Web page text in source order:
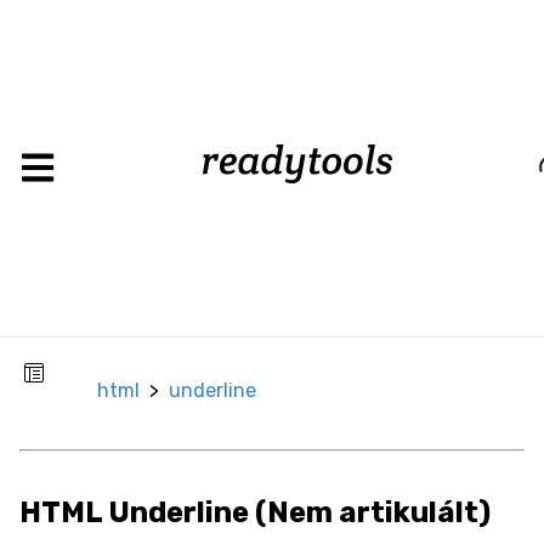
CSS
Background
Box
Border
html > underline
HTML Underline (Nem artikulált)